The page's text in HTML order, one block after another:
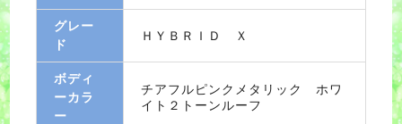
グレー
ド
ＨＹＢＲＩＤ Ｘ
ボディ
ーカラ
ー
チアフルピンクメタリック ホワ
イト２トーンルーフ